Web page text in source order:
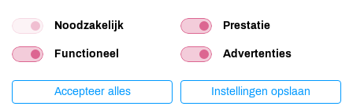
Sesam
kan bevatten
Soja
aanwezig
Weekdieren
niet aanwezig
Noodzakelijk Prestatie
Functioneel Advertenties
Accepteer alles Instellingen opslaan